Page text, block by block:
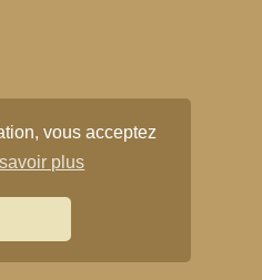
vous acceptez
plus